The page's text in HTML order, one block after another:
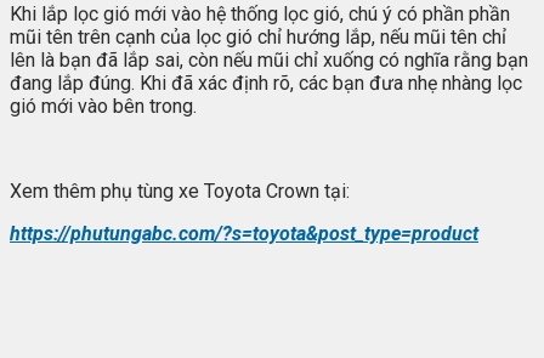
Khi lắp lọc gió mới vào hệ thống lọc gió, chú ý có phần phần
mũi tên trên cạnh của lọc gió chỉ hướng lắp, nếu mũi tên chỉ
lên là bạn đã lắp sai, còn nếu mũi chỉ xuống có nghĩa rằng bạn
đang lắp đúng. Khi đã xác định rõ, các bạn đưa nhẹ nhàng lọc
gió mới vào bên trong.
Xem thêm phụ tùng xe Toyota Crown tại:
https://phutungabc.com/?s=toyota&post_type=product